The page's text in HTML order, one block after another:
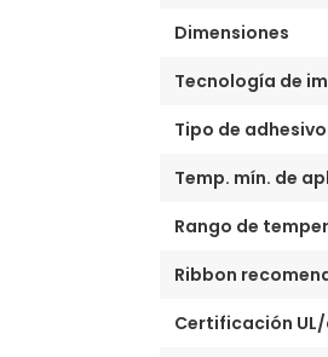
Dimensiones
Tecnología de
Tipo de adhesivo
Temp. mín. de
Rango de
Ribbon
Certificación UL/